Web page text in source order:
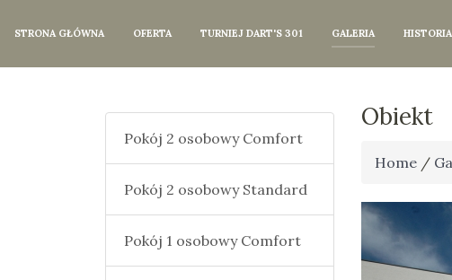
STRONA GŁÓWNA OFERTA TURNIEJ DART'S 301 GALERIA HISTORIA
Pokój 2 osobowy Comfort
Pokój 2 osobowy Standard
Pokój 1 osobowy Comfort
Obiekt
Home /